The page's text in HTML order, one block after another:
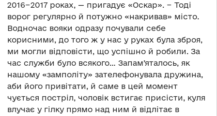
2016−2017 роках, — пригадує «Оскар». − Тоді
ворог регулярно й потужно «накривав» місто.
Водночас вояки одразу почували себе
корисними, до того ж у нас у руках була зброя,
ми могли відповісти, що успішно й робили. За
час служби було всякого… Запам’яталось, як
нашому «замполіту» зателефонувала дружина,
аби його привітати, й саме в цей момент
чується постріл, чоловік встигає присісти, куля
влучає у гілку прямо над ним й відлітає в